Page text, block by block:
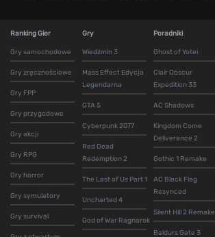
Ranking Gier
Gry samochodowe
Gry zręcznościowe
Gry FPP
Gry przygodowe
Gry akcji
Gry RPG
Gry horror
Gry symulatory
Gry survival
Gry
Wiedźmin 3
Mass Effect Edycja
Legendarna
GTA 5
Cyberpunk 2077
Red Dead
Redemption 2
The Last of Us Part 1
Uncharted 4
God of War Ragnarok
Poradniki
Ghost of Yotei
Clair Obscur
Expedition 33
AC Shadows
Kingdom Come
Deliverance 2
Gothic 1 Remake
AC Black Flag
Resynced
Silent Hill 2 Remake
Baldurs Gate 3